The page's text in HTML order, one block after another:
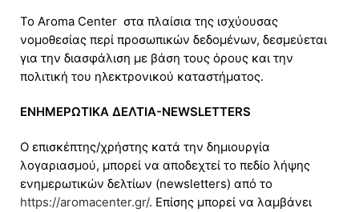
Το Aroma Center στα πλαίσια της ισχύουσας
νομοθεσίας περί προσωπικών δεδομένων, δεσμεύεται
για την διασφάλιση με βάση τους όρους και την
πολιτική του ηλεκτρονικού καταστήματος.
ΕΝΗΜΕΡΩΤΙΚΑ ΔΕΛΤΙΑ-NEWSLETTERS
O επισκέπτης/χρήστης κατά την δημιουργία
λογαριασμού, μπορεί να αποδεχτεί το πεδίο λήψης
ενημερωτικών δελτίων (newsletters) από το
https://aromacenter.gr/. Επίσης μπορεί να λαμβάνει